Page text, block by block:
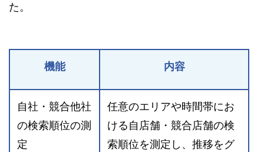
た。
機能 内容
自社・競合他社
の検索順位の測
定
任意のエリアや時間帯にお
ける自店舗・競合店舗の検
索順位を測定し、推移をグ